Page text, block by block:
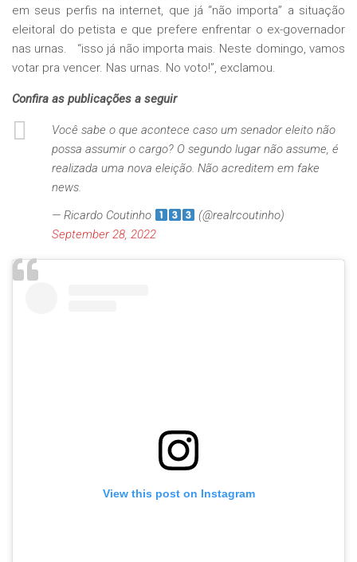
em seus perfis na internet, que já “não importa” a situação
eleitoral do petista e que prefere enfrentar o ex-governador
nas urnas. “isso já não importa mais. Neste domingo, vamos
votar pra vencer. Nas urnas. No voto!”, exclamou.
Confira as publicações a seguir
Você sabe o que acontece caso um senador eleito não
possa assumir o cargo? O segundo lugar não assume, é
realizada uma nova eleição. Não acreditem em fake
news.
— Ricardo Coutinho
(@realrcoutinho)
September 28, 2022
View this post on Instagram